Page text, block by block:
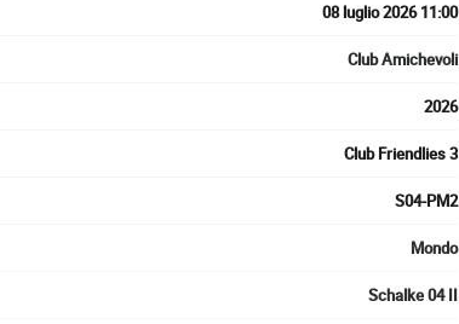
08 luglio 2026 11:00
Club Amichevoli
2026
Club Friendlies 3
S04-PM2
Mondo
Schalke 04 II